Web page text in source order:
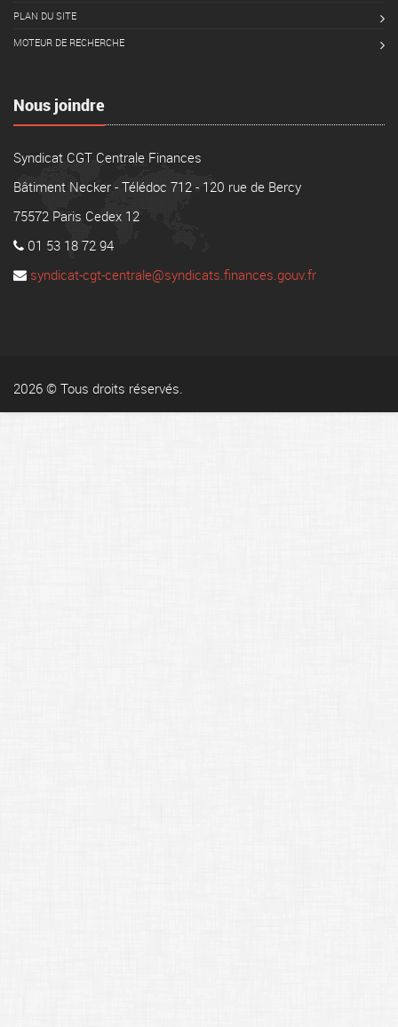
PLAN DU SITE
MOTEUR DE RECHERCHE
Nous joindre
Syndicat CGT Centrale Finances
Bâtiment Necker - Télédoc 712 - 120 rue de Bercy
75572 Paris Cedex 12
01 53 18 72 94
syndicat-cgt-centrale@syndicats.finances.gouv.fr
2026 © Tous droits réservés.